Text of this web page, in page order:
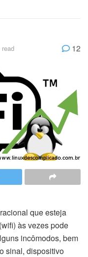
12
que esteja
às vezes pode
incômodos, bem
sinal, dispositivo